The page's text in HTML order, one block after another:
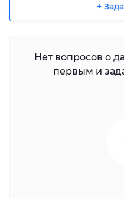
+
Нет вопросов о
первым и